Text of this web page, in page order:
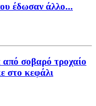
έδωσαν άλλο...
σοβαρό τροχαίο
στο κεφάλι